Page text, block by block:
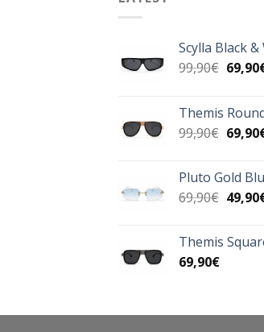
Scylla Black
99,90€ 69,90
Themis
99,90€ 69,90
Pluto Gold
69,90€ 49,90
Themis
69,90€